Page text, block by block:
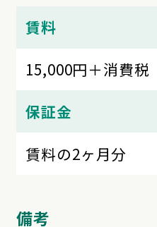
賃料
15,000円＋消費税
保証金
賃料の2ヶ月分
備考